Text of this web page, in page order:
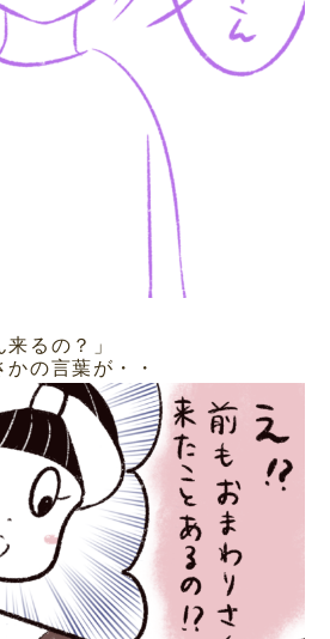
るの？」
の言葉が・・